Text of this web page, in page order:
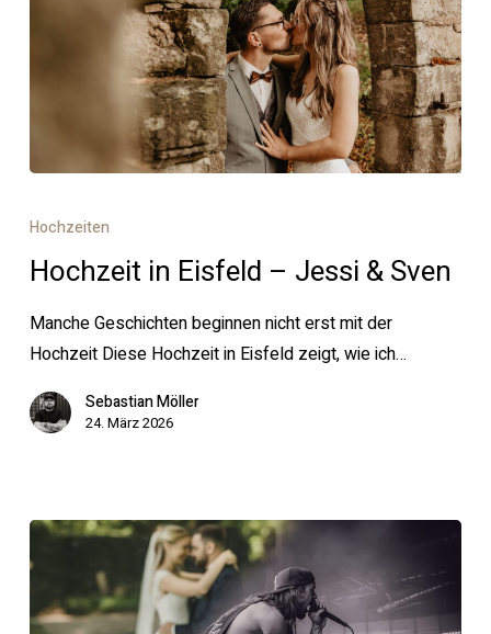
in
–
Jessi
&
Hochzeiten
Hochzeit in Eisfeld – Jessi & Sven
Manche Geschichten beginnen nicht erst mit der
Hochzeit Diese Hochzeit in Eisfeld zeigt, wie ich…
Sebastian Möller
24. März 2026